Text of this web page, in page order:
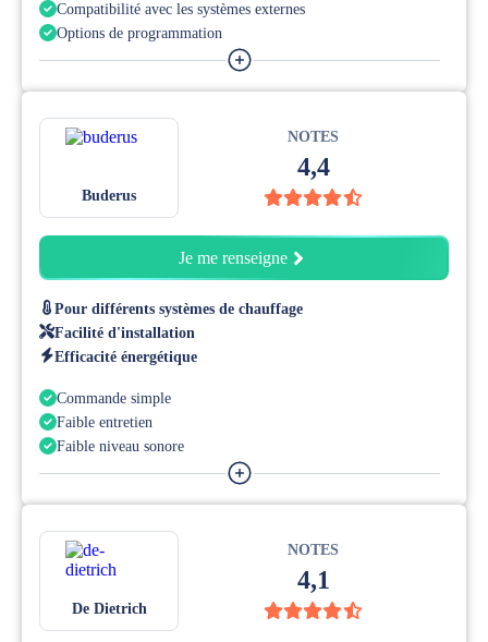
Compatibilité avec les systèmes externes
Options de programmation
Efficacité énergetique optimale
Buderus
NOTES
4,4
Pour différents systèmes de chauffage
Facilité d'installation
Efficacité énergétique
Commande simple
Faible entretien
Faible niveau sonore
Dispositifs de sécurité intégrés
Je me renseigne
De Dietrich
NOTES
4,1